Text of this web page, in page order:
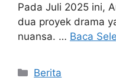
Pada Juli 2025 ini,
dua proyek drama
nuansa. … Baca
Kategori
Berita